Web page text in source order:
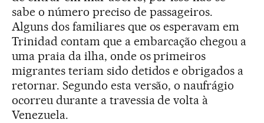
sabe o número preciso de passageiros.
Alguns dos familiares que os esperavam em
Trinidad contam que a embarcação chegou a
uma praia da ilha, onde os primeiros
migrantes teriam sido detidos e obrigados a
retornar. Segundo esta versão, o naufrágio
ocorreu durante a travessia de volta à
Venezuela.